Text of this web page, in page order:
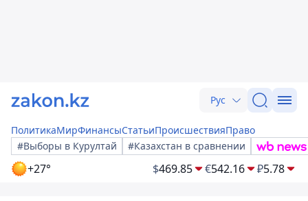
Рус
ПолитикаМирФинансыСтатьиПроисшествияПраво
#Выборы в Курултай
#Казахстан в сравнении
+27° $469.85 €542.16 ₽5.78